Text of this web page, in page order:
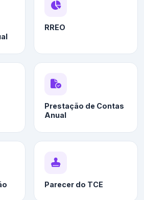
RREO
Prestação de Contas
Anual
Parecer do TCE